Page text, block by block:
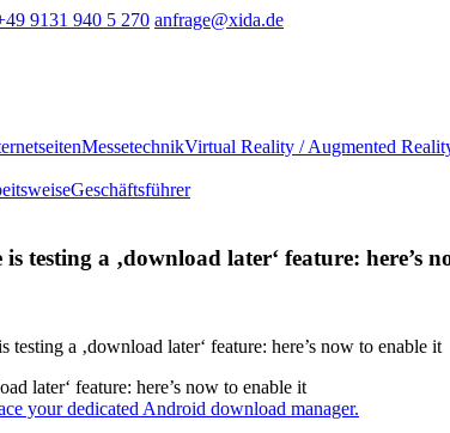
9131 940 5 270 anfrage@xida.de
MessetechnikVirtual Reality / Augmented
Geschäftsführer
testing a ‚download later‘ feature: here’s
a ‚download later‘ feature: here’s now to enable it
later‘ feature: here’s now to enable it